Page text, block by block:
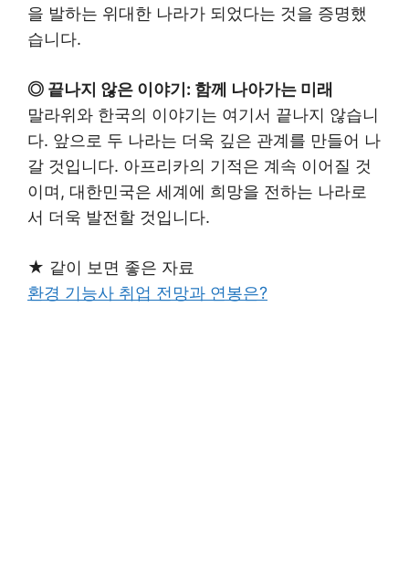
을 발하는 위대한 나라가 되었다는 것을 증명했
습니다.
◎ 끝나지 않은 이야기: 함께 나아가는 미래
말라위와 한국의 이야기는 여기서 끝나지 않습니
다. 앞으로 두 나라는 더욱 깊은 관계를 만들어 나
갈 것입니다. 아프리카의 기적은 계속 이어질 것
이며, 대한민국은 세계에 희망을 전하는 나라로
서 더욱 발전할 것입니다.
★ 같이 보면 좋은 자료
환경 기능사 취업 전망과 연봉은?